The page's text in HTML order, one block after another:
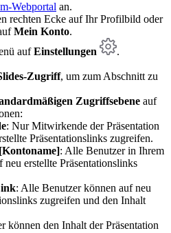
Webportal an.
rechten Ecke auf Ihr Profilbild oder
Mein Konto.
aufEinstellungen
.
Zugriff, um zum Abschnitt zu
Zugriffsebene auf
: Nur Mitwirkende der Präsentation
Präsentationslinks zugreifen.
: Alle Benutzer in Ihrem
erstellte Präsentationslinks
: Alle Benutzer können auf neu
zugreifen und den Inhalt
können den Inhalt der Präsentation